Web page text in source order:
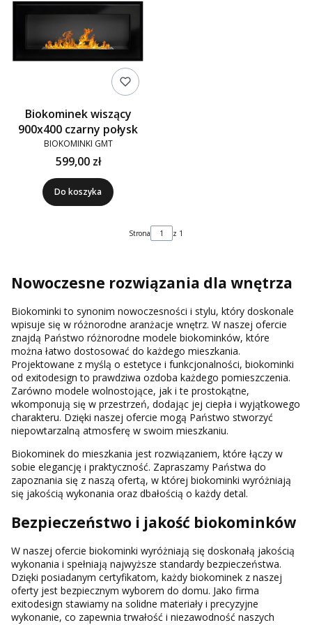
Biokominek wiszący
900x400 czarny połysk
BIOKOMINKI GMT
599,00 zł
Do koszyka
Strona z 1
Nowoczesne rozwiązania dla wnętrza
Biokominki to synonim nowoczesności i stylu, który doskonale
wpisuje się w różnorodne aranżacje wnętrz. W naszej ofercie
znajdą Państwo różnorodne modele biokominków, które
można łatwo dostosować do każdego mieszkania.
Projektowane z myślą o estetyce i funkcjonalności, biokominki
od exitodesign to prawdziwa ozdoba każdego pomieszczenia.
Zarówno modele wolnostojące, jak i te prostokątne,
wkomponują się w przestrzeń, dodając jej ciepła i wyjątkowego
charakteru. Dzięki naszej ofercie mogą Państwo stworzyć
niepowtarzalną atmosferę w swoim mieszkaniu.
Biokominek do mieszkania jest rozwiązaniem, które łączy w
sobie elegancję i praktyczność. Zapraszamy Państwa do
zapoznania się z naszą ofertą, w której biokominki wyróżniają
się jakością wykonania oraz dbałością o każdy detal.
Bezpieczeństwo i jakość biokominków
W naszej ofercie biokominki wyróżniają się doskonałą jakością
wykonania i spełniają najwyższe standardy bezpieczeństwa.
Dzięki posiadanym certyfikatom, każdy biokominek z naszej
oferty jest bezpiecznym wyborem do domu. Jako firma
exitodesign stawiamy na solidne materiały i precyzyjne
wykonanie, co zapewnia trwałość i niezawodność naszych